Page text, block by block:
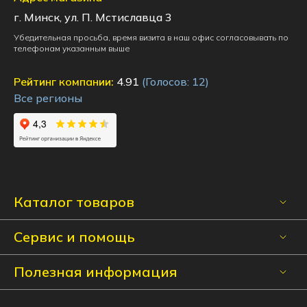
Каталог товаров
Сервис и помощь
Полезная информация
г. Минск, ул. П. Мстиславца 3
Убедительная просьба, время визита в наш офис согласовывать по
телефонам указанным выше
Рейтинг компании: 4.91 (Голосов: 12)
Все регионы